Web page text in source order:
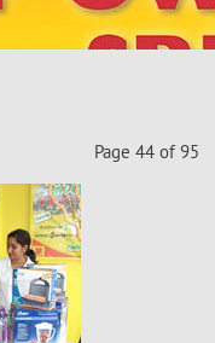
Page 44 of 95